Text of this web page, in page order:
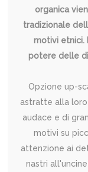
organica
tradizionale
motivi etnici.
potere delle
Opzione up-
astratte alla
audace e di
motivi su
attenzione ai
nastri